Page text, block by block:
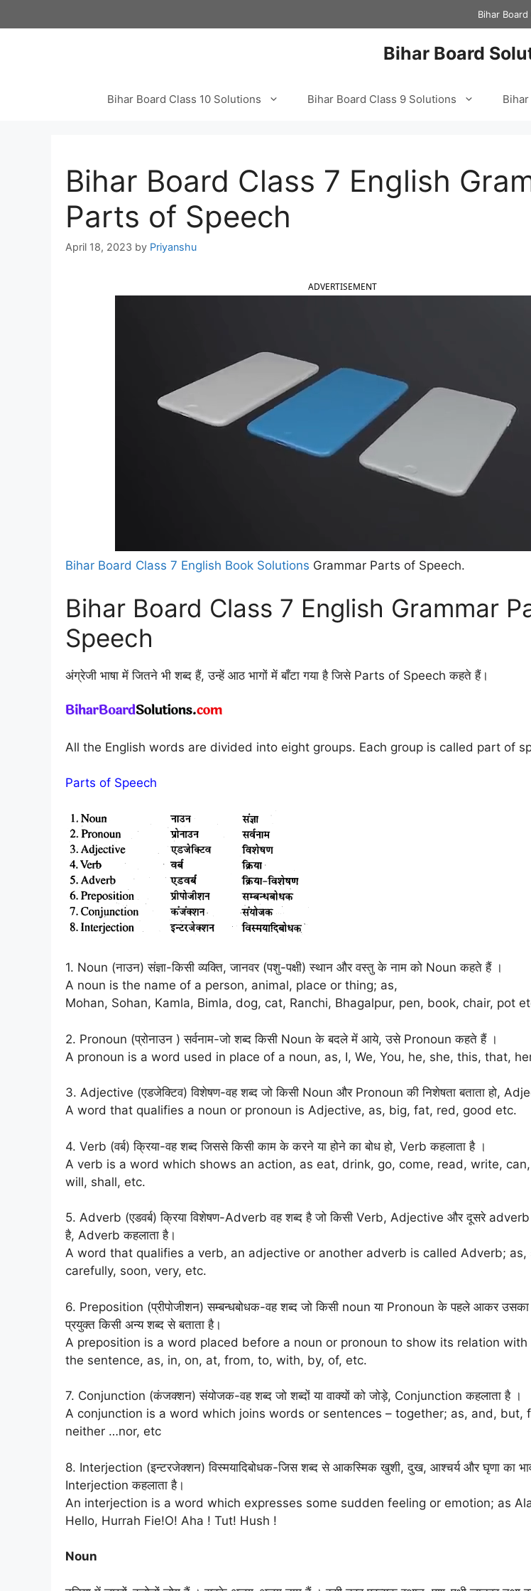
to
Bihar
Bihar Board
Bihar Board Class 10 Solutions Bihar Board Class 9 Solutions
Bihar Board Class 7 English
Parts of Speech
April 18, 2023 by Priyanshu
ADVERTISEMENT
Bihar Board Class 7 English Book Solutions Grammar Parts of Speech.
Bihar Board Class 7 English Grammar
Speech
अंग्रेजी भाषा में जितने भी शब्द हैं, उन्हें आठ भागों में बाँटा गया है जिसे Parts of Speech कहते हैं।
All the English words are divided into eight groups. Each group is called part of
Parts of Speech
1. Noun (नाउन) संज्ञा-किसी व्यक्ति, जानवर (पशु-पक्षी) स्थान और वस्तु के नाम को Noun कहते हैं ।
A noun is the name of a person, animal, place or thing; as,
Mohan, Sohan, Kamla, Bimla, dog, cat, Ranchi, Bhagalpur, pen, book, chair, pot
2. Pronoun (प्रोनाउन ) सर्वनाम-जो शब्द किसी Noun के बदले में आये, उसे Pronoun कहते हैं ।
A pronoun is a word used in place of a noun, as, I, We, You, he, she, this, that,
3. Adjective (एडजेक्टिव) विशेषण-वह शब्द जो किसी Noun और Pronoun की निशेषता बताता हो,
A word that qualifies a noun or pronoun is Adjective, as, big, fat, red, good etc.
4. Verb (वर्ब) क्रिया-वह शब्द जिससे किसी काम के करने या होने का बोध हो, Verb कहलाता है ।
A verb is a word which shows an action, as eat, drink, go, come, read, write,
will, shall, etc.
5. Adverb (एडवर्ब) क्रिया विशेषण-Adverb वह शब्द है जो किसी Verb, Adjective और दूसरे adverb
है, Adverb कहलाता है।
A word that qualifies a verb, an adjective or another adverb is called Adverb; as,
carefully, soon, very, etc.
6. Preposition (प्रीपोजीशन) सम्बन्धबोधक-वह शब्द जो किसी noun या Pronoun के पहले आकर उसका
प्रयुक्त किसी अन्य शब्द से बताता है।
A preposition is a word placed before a noun or pronoun to show its relation
the sentence, as, in, on, at, from, to, with, by, of, etc.
7. Conjunction (कंजक्शन) संयोजक-वह शब्द जो शब्दों या वाक्यों को जोड़े, Conjunction कहलाता है ।
A conjunction is a word which joins words or sentences – together; as, and, but,
neither …nor, etc
8. Interjection (इन्टरजेक्शन) विस्मयादिबोधक-जिस शब्द से आकस्मिक खुशी, दुख, आश्चर्य और घृणा का
Interjection कहलाता है।
An interjection is a word which expresses some sudden feeling or emotion; as
Hello, Hurrah Fie!O! Aha ! Tut! Hush !
Noun